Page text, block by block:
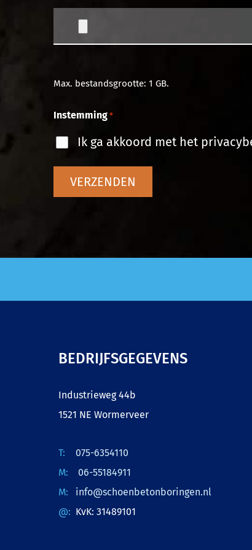
Max. bestandsgrootte: 1 GB.
Instemming *
Ik ga akkoord met het
VERZENDEN
BEDRIJFSGEGEVENS
Industrieweg 44b
1521 NE Wormerveer
075-6354110
06-55184911
info@schoenbetonboringen.nl
KvK: 31489101